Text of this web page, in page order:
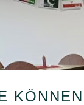
KÖNNEN